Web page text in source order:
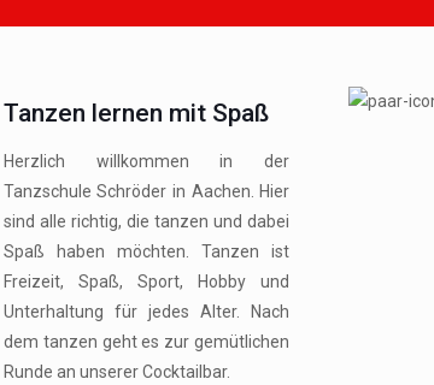
Tanzen lernen mit Spaß
Herzlich willkommen in der
Tanzschule Schröder in Aachen. Hier
sind alle richtig, die tanzen und dabei
Spaß haben möchten. Tanzen ist
Freizeit, Spaß, Sport, Hobby und
Unterhaltung für jedes Alter. Nach
dem tanzen geht es zur gemütlichen
Runde an unserer Cocktailbar.